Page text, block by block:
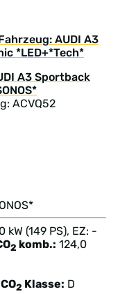
AUDI A3
*LED+*Tech*
ACVQ52
kW (149 PS), EZ: -
2 komb.: 124,0
CO2 Klasse: D